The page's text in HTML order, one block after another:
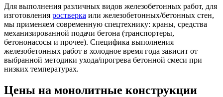
Для выполнения различных видов железобетонных работ, для
изготовления ростверка или железобетонных/бетонных стен,
мы применяем современную спецтехнику: краны, средства
механизированной подачи бетона (транспортеры,
бетононасосы и прочее). Специфика выполнения
железобетонных работ в холодное время года зависит от
выбранной методики ухода/прогрева бетонной смеси при
низких температурах.
Цены на монолитные конструкции